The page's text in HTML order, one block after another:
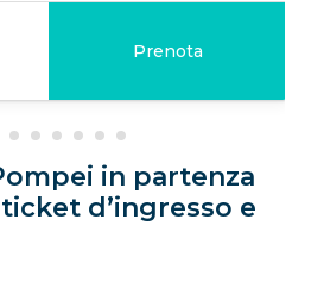
Prenota
in partenza
d’ingresso e